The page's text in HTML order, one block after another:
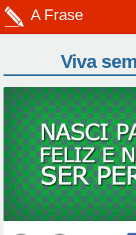
A Frase
Viva